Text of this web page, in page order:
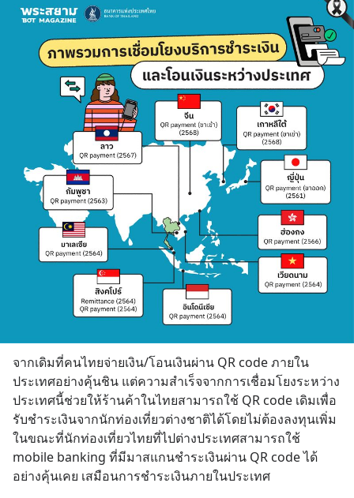
จากเดิมที่คนไทยจ่ายเงิน/โอนเงินผ่าน QR code ภายใน
ประเทศอย่างคุ้นชิน แต่ความสำเร็จจากการเชื่อมโยงระหว่าง
ประเทศนี้ช่วยให้ร้านค้าในไทยสามารถใช้ QR code เดิมเพื่อ
รับชำระเงินจากนักท่องเที่ยวต่างชาติได้โดยไม่ต้องลงทุนเพิ่ม
ในขณะที่นักท่องเที่ยวไทยที่ไปต่างประเทศสามารถใช้
mobile banking ที่มีมาสแกนชำระเงินผ่าน QR code ได้
อย่างคุ้นเคย เสมือนการชำระเงินภายในประเทศ